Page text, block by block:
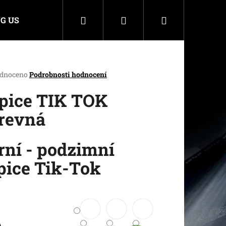
US Hledat PřihlášeníNákupní
Podrobnosti hodnocení
TIK TOK
- podzimní
Tik-Tok